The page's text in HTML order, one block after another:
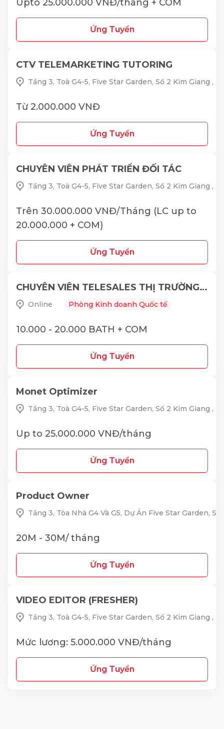
Upto 25.000.000 VNĐ/tháng + COM
Ứng Tuyển
CTV TELEMARKETING TUTORING
Tầng 3, Toà G4-5, Five Star Garden, Số 2 Kim Giang ,
Từ 2.000.000 VNĐ
Ứng Tuyển
CHUYÊN VIÊN PHÁT TRIỂN ĐỐI TÁC
Tầng 3, Toà G4-5, Five Star Garden, Số 2 Kim Giang ,
Trên 30.000.000 VNĐ/Tháng (LC up to
20.000.000 + COM)
Ứng Tuyển
CHUYÊN VIÊN TELESALES THỊ TRƯỜNG THÁI LAN
Online Phòng Kinh doanh Quốc tế
10.000 - 20.000 BATH + COM
Ứng Tuyển
Monet Optimizer
Tầng 3, Toà G4-5, Five Star Garden, Số 2 Kim Giang ,
Up to 25.000.000 VNĐ/tháng
Ứng Tuyển
Product Owner
Tầng 3, Tòa Nhà G4 Và G5, Dự Án Five Star Garden,
20M - 30M/ tháng
Ứng Tuyển
VIDEO EDITOR (FRESHER)
Tầng 3, Toà G4-5, Five Star Garden, Số 2 Kim Giang ,
Mức lương: 5.000.000 VNĐ/tháng
Ứng Tuyển